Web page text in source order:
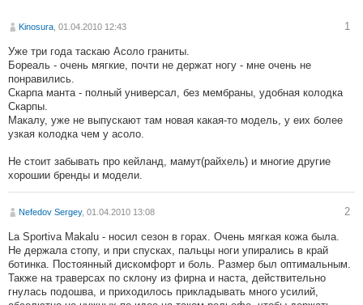
Kinosura , 01.04.2010 12:43 1
Уже три года таскаю Асоло граниты.
Бореаль - очень мягкие, почти не держат ногу - мне очень не
понравились.
Скарпа манта - полный универсал, без мембраны, удобная колодка
Скарпы.
Макалу, уже не выпускают там новая какая-то модель, у еих более
узкая колодка чем у асоло.
Не стоит забывать про кейланд, мамут(райхель) и многие другие
хорошии бренды и модели.
Nefedov Sergey, 01.04.2010 13:08 2
La Sportiva Makalu - носил сезон в горах. Очень мягкая кожа была.
Не держала стопу, и при спусках, пальцы ноги упирались в край
ботинка. Постоянный дискомфорт и боль. Размер был оптимальным.
Также на траверсах по склону из фирна и наста, действительно
гнулась подошва, и приходилось прикладывать много усилий,